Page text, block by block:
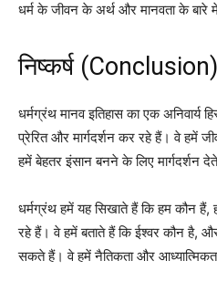
धर्म के जीवन के अर्थ और मानवता के बारे
निष्कर्ष (Conclusion)
धर्मग्रंथ मानव इतिहास का एक अनिवार्य
प्रेरित और मार्गदर्शन कर रहे हैं। वे हमें
हमें बेहतर इंसान बनने के लिए मार्गदर्शन
धर्मग्रंथ हमें यह सिखाते हैं कि हम कौन
रहे हैं। वे हमें बताते हैं कि ईश्वर कौन है,
सकते हैं। वे हमें नैतिकता और